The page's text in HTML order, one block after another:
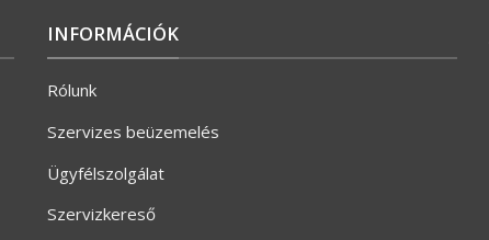
INFORMÁCIÓK
Rólunk
Szervizes beüzemelés
Ügyfélszolgálat
Szervizkereső